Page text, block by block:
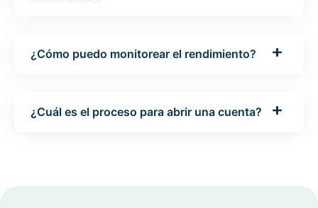
¿Cómo puedo monitorear el rendimiento?
¿Cuál es el proceso para abrir una cuenta?